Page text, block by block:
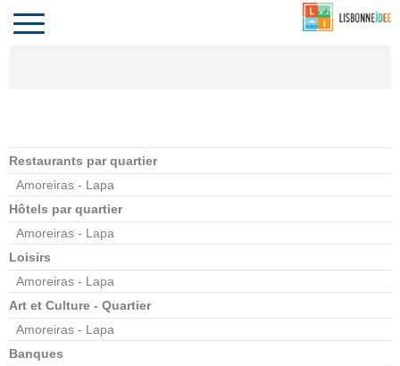
LE PORTUGAL
Toggle
navigation
Restaurants par quartier
Amoreiras - Lapa
Hôtels par quartier
Amoreiras - Lapa
Loisirs
Amoreiras - Lapa
Art et Culture - Quartier
Amoreiras - Lapa
Banques